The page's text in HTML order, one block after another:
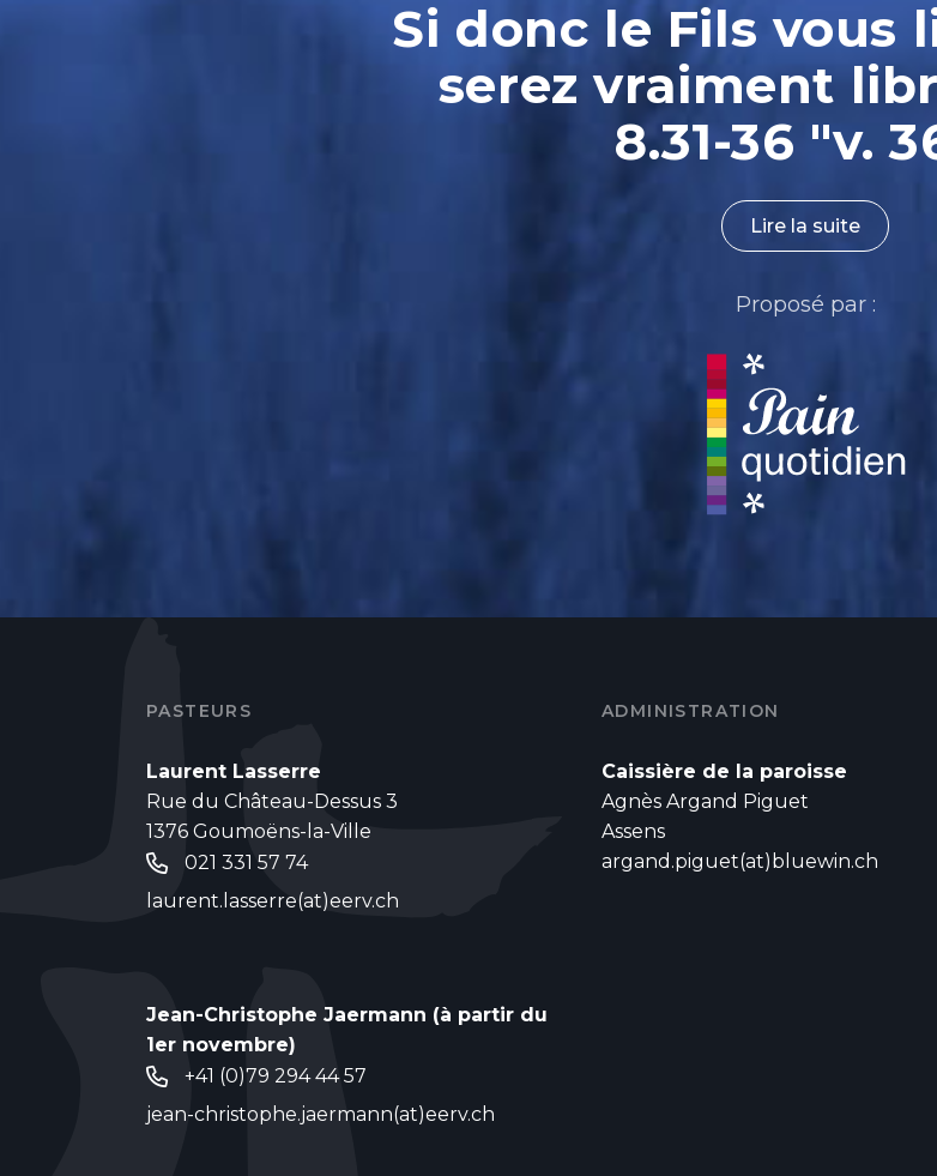
Si donc le Fils vous
serez vraiment
8.31-36 "v.
Lire la suite
Proposé par :
PASTEURS
Laurent Lasserre
Rue du Château-Dessus 3
1376 Goumoëns-la-Ville
021 331 57 74
laurent.lasserre(at)eerv.ch
Jean-Christophe Jaermann (à partir du
1er novembre)
+41 (0)79 294 44 57
jean-christophe.jaermann(at)eerv.ch
ADMINISTRATION
Caissière de la paroisse
Agnès Argand Piguet
Assens
argand.piguet(at)bluewin.ch